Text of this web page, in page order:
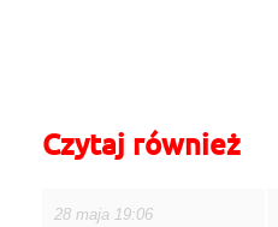
Czytaj również
28 maja 19:06